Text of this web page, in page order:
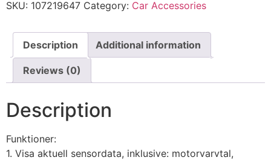
SKU: 107219647 Category: Car Accessories
Description Additional information
Reviews (0)
Description
Funktioner:
1. Visa aktuell sensordata, inklusive: motorvarvtal,